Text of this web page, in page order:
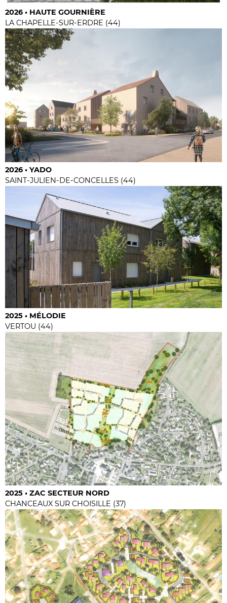
2026 • HAUTE GOURNIÈRE
LA CHAPELLE-SUR-ERDRE (44)
2026 • YADO
SAINT-JULIEN-DE-CONCELLES (44)
2025 • MÉLODIE
VERTOU (44)
2025 • ZAC SECTEUR NORD
CHANCEAUX SUR CHOISILLE (37)